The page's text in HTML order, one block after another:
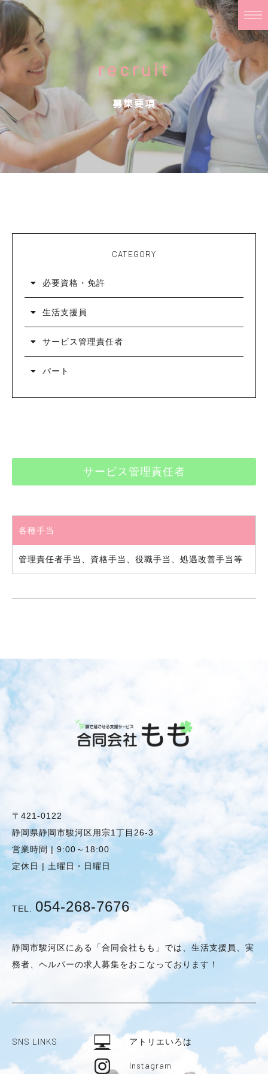
recruit
募集要項
CATEGORY
必要資格・免許
生活支援員
サービス管理責任者
パート
サービス管理責任者
各種手当
管理責任者手当、資格手当、役職手当、処遇改善手当等
〒421-0122
静岡県静岡市駿河区用宗1丁目26-3
営業時間 | 9:00～18:00
定休日 | 土曜日・日曜日
TEL. 054-268-7676
静岡市駿河区にある「合同会社もも」では、生活支援員、実
務者、ヘルパーの求人募集をおこなっております！
SNS LINKS アトリエいろは
Instagram